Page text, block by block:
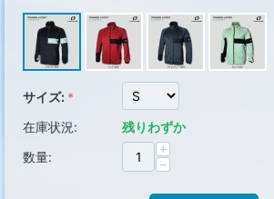
サイズ:
在庫状況:
残りわずか
数量:
+
−